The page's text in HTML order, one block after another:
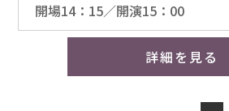
開場14：15／開演15：00
詳細を見る